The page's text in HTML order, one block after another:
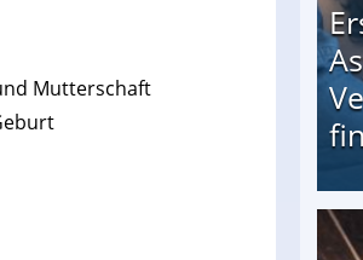
Mutterschaft
Asylbewerber treiben Vermieter